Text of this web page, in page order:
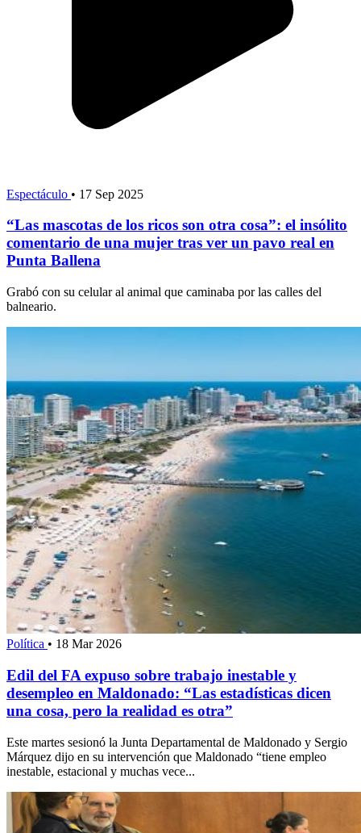
Espectáculo • 17 Sep 2025
“Las mascotas de los ricos son otra cosa”: el insólito
comentario de una mujer tras ver un pavo real en
Punta Ballena
Grabó con su celular al animal que caminaba por las calles del
balneario.
Política • 18 Mar 2026
Edil del FA expuso sobre trabajo inestable y
desempleo en Maldonado: “Las estadísticas dicen
una cosa, pero la realidad es otra”
Este martes sesionó la Junta Departamental de Maldonado y Sergio
Márquez dijo en su intervención que Maldonado “tiene empleo
inestable, estacional y muchas vece...